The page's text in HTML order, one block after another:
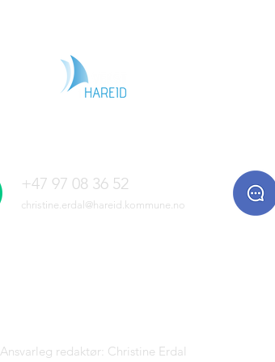
+47 97 08 36 52
christine.erdal@hareid.kommune.no
Ansvarleg redaktør: Christine Erdal